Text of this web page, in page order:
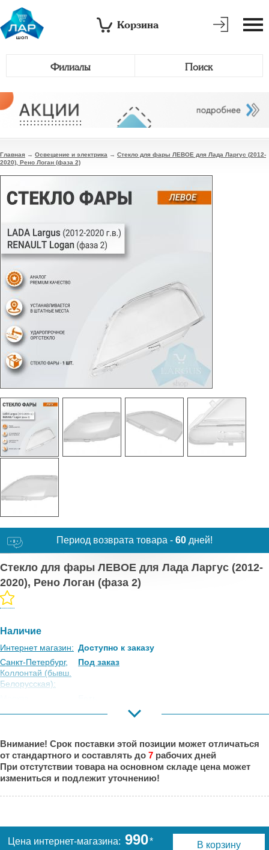
Корзина
Филиалы Поиск
Главная → Освещение и электрика → Стекло для фары ЛЕВОЕ для Лада Ларгус (2012-
2020), Рено Логан (фаза 2)
Период возврата товара - 60 дней!
Стекло для фары ЛЕВОЕ для Лада Ларгус (2012-
2020), Рено Логан (фаза 2)
Наличие
Интернет магазин: Доступно к заказу
Санкт-Петербург,
Коллонтай (бывш.
Белорусская):
Под заказ
Порт:
Великий Новгород: Под заказ
Краснодар:
Под заказ
Челябинск:
Под заказ
Внимание! Срок поставки этой позиции может отличаться
от стандартного и составлять до 7 рабочих дней
При отстутствии товара на основном складе цена может
измениться и подлежит уточнению!
Цена интернет-магазина: 990*
В корзину